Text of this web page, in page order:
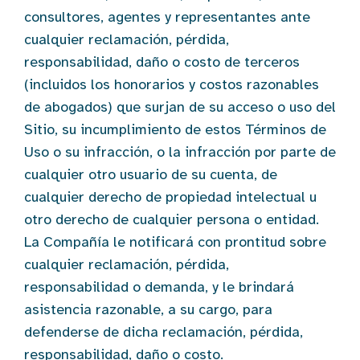
consultores, agentes y representantes ante
cualquier reclamación, pérdida,
responsabilidad, daño o costo de terceros
(incluidos los honorarios y costos razonables
de abogados) que surjan de su acceso o uso del
Sitio, su incumplimiento de estos Términos de
Uso o su infracción, o la infracción por parte de
cualquier otro usuario de su cuenta, de
cualquier derecho de propiedad intelectual u
otro derecho de cualquier persona o entidad.
La Compañía le notificará con prontitud sobre
cualquier reclamación, pérdida,
responsabilidad o demanda, y le brindará
asistencia razonable, a su cargo, para
defenderse de dicha reclamación, pérdida,
responsabilidad, daño o costo.